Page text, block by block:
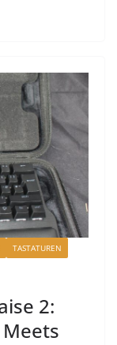
TASTATUREN
2: